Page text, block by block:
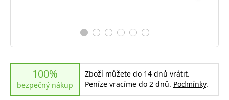
100%
bezpečný nákup
Zboží můžete do 14 dnů vrátit.
Peníze vracíme do 2 dnů. Podmínky.